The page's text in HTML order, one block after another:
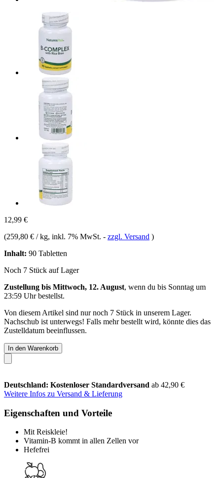
12,99 €
(259,80 € / kg, inkl. 7% MwSt. - zzgl. Versand )
Inhalt: 90 Tabletten
Noch 7 Stück auf Lager
Zustellung bis Mittwoch, 12. August, wenn du bis Sonntag um
23:59 Uhrbestellst.
Von diesem Artikel sind nur noch 7 Stück in unserem Lager.
Nachschub ist unterwegs! Falls mehr bestellt wird, könnte dies das
Zustelldatum beeinflussen.
In den Warenkorb
Deutschland: Kostenloser Standardversand ab 42,90 €
Weitere Infos zu Versand & Lieferung
Eigenschaften und Vorteile
Mit Reiskleie!
Vitamin-B kommt in allen Zellen vor
Hefefrei